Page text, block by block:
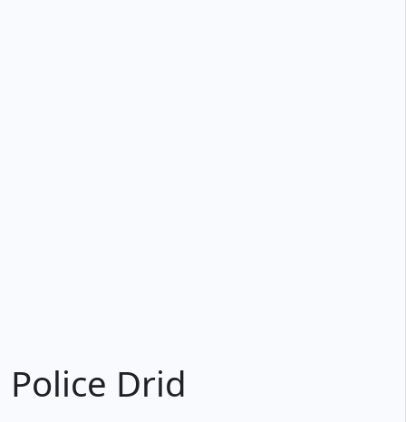
Police Drid